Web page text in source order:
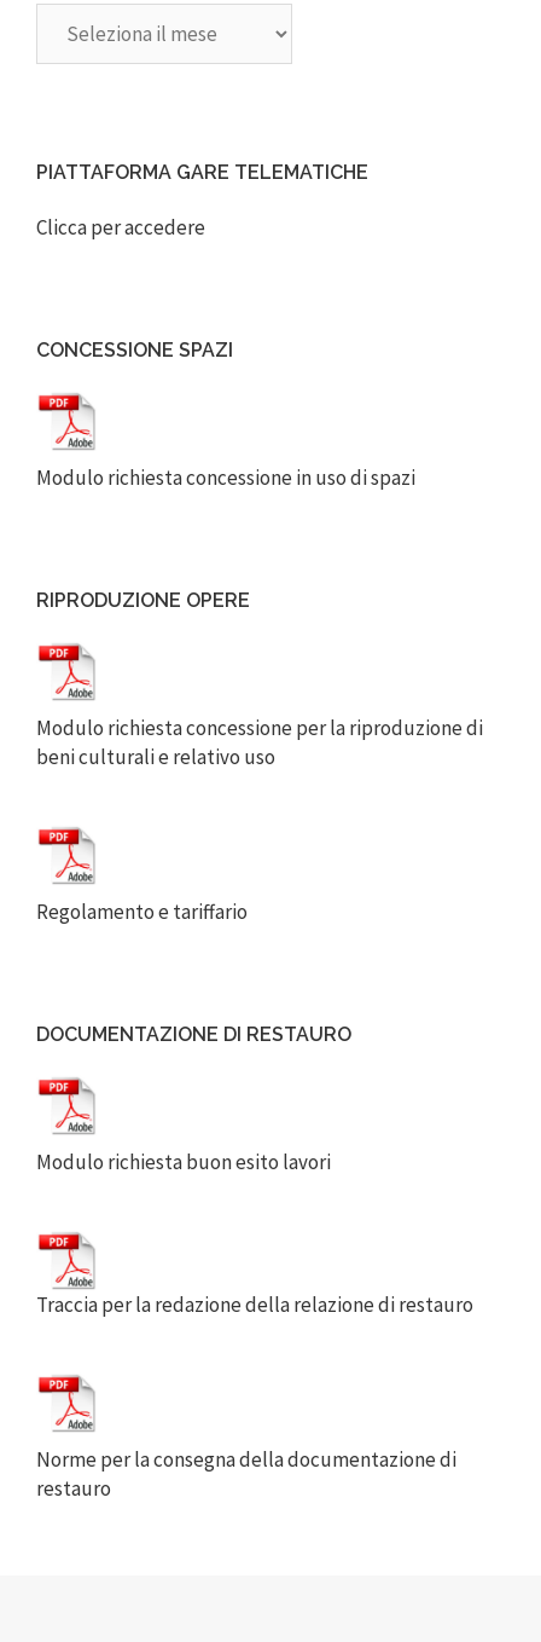
PIATTAFORMA GARE TELEMATICHE
Clicca per accedere
CONCESSIONE SPAZI
Modulo richiesta concessione in uso di spazi
RIPRODUZIONE OPERE
Modulo richiesta concessione per la riproduzione di
beni culturali e relativo uso
Regolamento e tariffario
DOCUMENTAZIONE DI RESTAURO
Modulo richiesta buon esito lavori
Traccia per la redazione della relazione di restauro
Norme per la consegna della documentazione di
restauro